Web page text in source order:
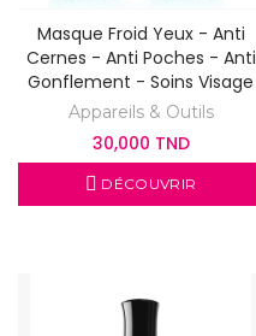
Masque Froid Yeux - Anti
Cernes - Anti Poches - Anti
Gonflement - Soins Visage
Appareils & Outils
30,000 TND
DÉCOUVRIR